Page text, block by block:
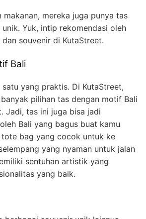
makanan, mereka juga punya tas
Yuk, intip rekomendasi oleh
souvenir di KutaStreet.
Bali
yang praktis. Di KutaStreet,
pilihan tas dengan motif Bali
Jadi, tas ini juga bisa jadi
Bali yang bagus buat kamu
bag yang cocok untuk ke
yang nyaman untuk jalan
sentuhan artistik yang
yang baik.